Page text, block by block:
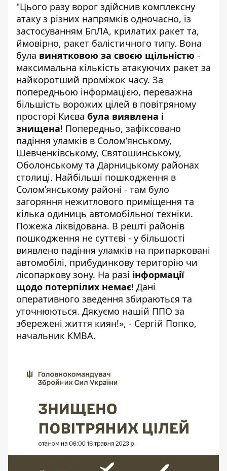
"Цього разу ворог здійснив комплексну
атаку з різних напрямків одночасно, із
застосуванням БпЛА, крилатих ракет та,
ймовірно, ракет балістичного типу. Вона
була винятковою за своєю щільністю -
максимальна кількість атакуючих ракет за
найкоротший проміжок часу. За
попередньою інформацією, переважна
більшість ворожих цілей в повітряному
просторі Києва була виявлена і
знищена! Попередньо, зафіксовано
падіння уламків в Соломʼянському,
Шевченківському, Святошинському,
Оболонському та Дарницькому районах
столиці. Найбільші пошкодження в
Солом’янському районі - там було
загоряння нежитлового приміщення та
кілька одиниць автомобільної техніки.
Пожежа ліквідована. В решті районів
пошкодження не суттєві - у більшості
виявлено падіння уламків на припарковані
автомобілі, прибудинкову територію чи
лісопаркову зону. На разі інформації
щодо потерпілих немає! Дані
оперативного зведення збираються та
уточнюються. Дякуємо нашій ППО за
збережені життя киян!», - Сергій Попко,
начальник КМВА.